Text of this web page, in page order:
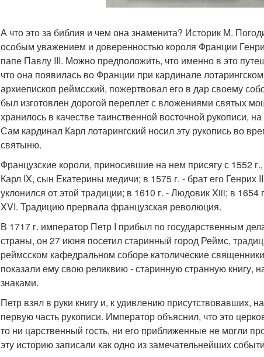
А что это за библия и чем она знаменита? Историк М.
особым уважением и доверенностью короля Франции
папе Павлу III. Можно предположить, что именно в это
что она появилась во Франции при кардинале
архиепископ реймсский, пожертвовал его в дар своему
был изготовлен дорогой переплет с вложениями святых
хранилось в качестве таинственной восточной рукописи,
Сам кардинал Карл лотарингский носил эту рукопись во
святыню.
Французские короли, приносившие на нем присягу с 1552
Карл IX, сын Екатерины медичи; в 1575 г. - брат его
уклонился от этой традиции; в 1610 г. - Людовик Xiii; в
XVI. Традицию прервала французская революция.
В 1717 г. император Петр I прибыл по государственным
страны, он 27 июня посетил старинный город Реймс,
реймсском кафедральном соборе католические
показали ему свою реликвию - старинную странную
знаками.
Петр взял в руки книгу и, к удивлению присутствовавших,
первую часть рукописи. Император объяснил, что это
то ни царственный гость, ни его приближенные не могли
эту историю записали как одно из замечательнейших